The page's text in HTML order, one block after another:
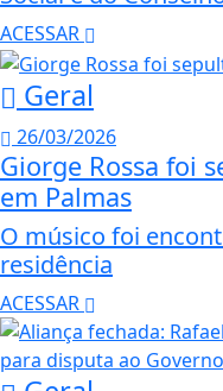
ACESSAR
Geral
26/03/2026
Giorge Rossa foi
em Palmas
O músico foi
residência
ACESSAR